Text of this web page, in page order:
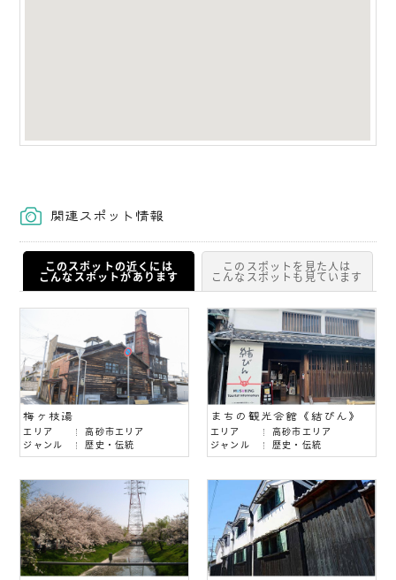
関連スポット情報
このスポットの近くには
こんなスポットがあります
このスポットを見た人は
こんなスポットも見ています
梅ヶ枝湯
エリア
高砂市エリア
ジャンル
歴史・伝統
まちの観光会館《結びん》
エリア
高砂市エリア
ジャンル
歴史・伝統